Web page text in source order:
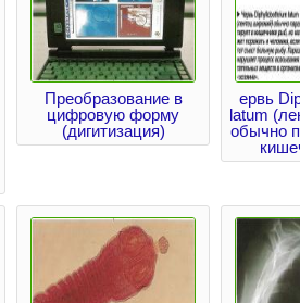
Преобразование в
цифровую форму
(дигитизация)
ервь
latum
обычно